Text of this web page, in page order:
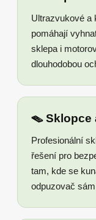
Ultrazvukové a
pomáhají
sklepa i
dlouhodobou
🪤 Sklopce
Profesionální
řešení pro
tam, kde se
odpuzovač